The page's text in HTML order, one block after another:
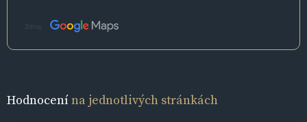
Zdroj:
Hodnocenína jednotlivých stránkách